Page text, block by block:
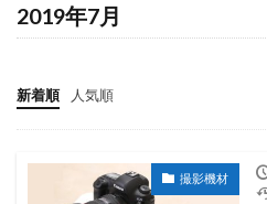
2019年7月
新着順 人気順
撮影機材